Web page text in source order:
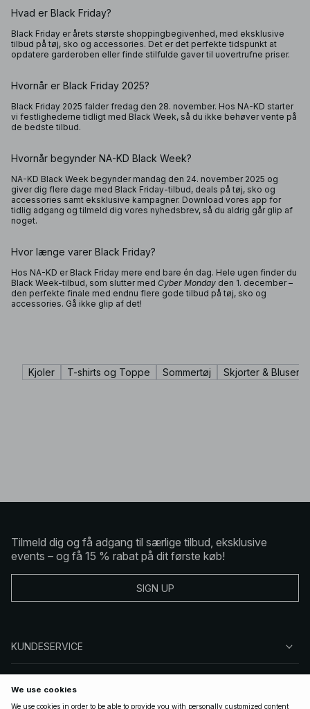
Hvad er Black Friday?
Black Friday er årets største shoppingbegivenhed, med eksklusive
tilbud på tøj, sko og accessories. Det er det perfekte tidspunkt at
opdatere garderoben eller finde stilfulde gaver til uovertrufne priser.
Hvornår er Black Friday 2025?
Black Friday 2025 falder fredag den 28. november. Hos NA-KD starter
vi festlighederne tidligt med Black Week, så du ikke behøver vente på
de bedste tilbud.
Hvornår begynder NA-KD Black Week?
NA-KD Black Week begynder mandag den 24. november 2025 og
giver dig flere dage med Black Friday-tilbud, deals på tøj, sko og
accessories samt eksklusive kampagner. Download vores app for
tidlig adgang og tilmeld dig vores nyhedsbrev, så du aldrig går glip af
noget.
Hvor længe varer Black Friday?
Hos NA-KD er Black Friday mere end bare én dag. Hele ugen finder du
Black Week-tilbud, som slutter med Cyber Monday den 1. december –
den perfekte finale med endnu flere gode tilbud på tøj, sko og
accessories. Gå ikke glip af det!
Kjoler T-shirts og Toppe Sommertøj Skjorter & Bluser
Tilmeld dig og få adgang til særlige tilbud, eksklusive
events – og få 15 % rabat på dit første køb!
SIGN UP
KUNDESERVICE